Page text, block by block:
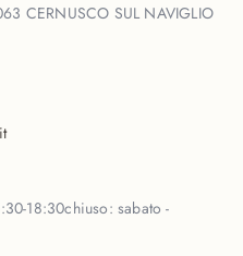
CERNUSCO SUL NAVIGLIO
18:30chiuso:sabato -